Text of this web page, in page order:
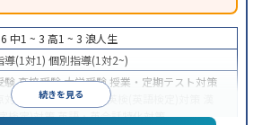
続きを見る
中1 ~ 3 高1 ~ 3 浪人生
導(1対1) 個別指導(1対2~)
験高校受験大学受験 授業・定期テスト対策
対策
学習習慣の定着 英検(英語検定)対策
検定)対策英語・英会話特化対策